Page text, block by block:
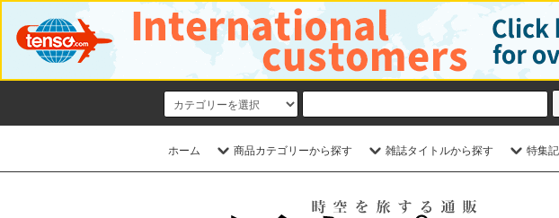
ホーム 商品カテゴリーから探す 雑誌タイトルから探す 特集